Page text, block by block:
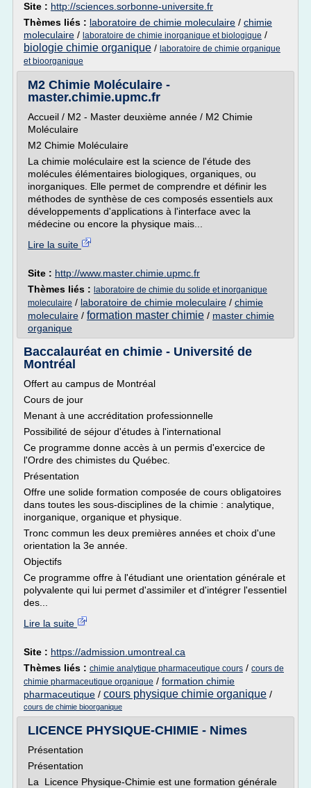
Site : http://sciences.sorbonne-universite.fr
Thèmes liés : laboratoire de chimie moleculaire / chimie
moleculaire / laboratoire de chimie inorganique et biologique /
biologie chimie organique / laboratoire de chimie organique
et bioorganique
M2 Chimie Moléculaire -
master.chimie.upmc.fr
Accueil / M2 - Master deuxième année / M2 Chimie
Moléculaire
M2 Chimie Moléculaire
La chimie moléculaire est la science de l'étude des
molécules élémentaires biologiques, organiques, ou
inorganiques. Elle permet de comprendre et définir les
méthodes de synthèse de ces composés essentiels aux
développements d'applications à l'interface avec la
médecine ou encore la physique mais...
Lire la suite
Site : http://www.master.chimie.upmc.fr
Thèmes liés : laboratoire de chimie du solide et inorganique
moleculaire / laboratoire de chimie moleculaire / chimie
moleculaire / formation master chimie / master chimie
organique
Baccalauréat en chimie - Université de
Montréal
Offert au campus de Montréal
Cours de jour
Menant à une accréditation professionnelle
Possibilité de séjour d'études à l'international
Ce programme donne accès à un permis d'exercice de
l'Ordre des chimistes du Québec.
Présentation
Offre une solide formation composée de cours obligatoires
dans toutes les sous-disciplines de la chimie : analytique,
inorganique, organique et physique.
Tronc commun les deux premières années et choix d'une
orientation la 3e année.
Objectifs
Ce programme offre à l'étudiant une orientation générale et
polyvalente qui lui permet d'assimiler et d'intégrer l'essentiel
des...
Lire la suite
Site : https://admission.umontreal.ca
Thèmes liés : chimie analytique pharmaceutique cours / cours de
chimie pharmaceutique organique / formation chimie
pharmaceutique / cours physique chimie organique /
cours de chimie bioorganique
LICENCE PHYSIQUE-CHIMIE - Nimes
Présentation
Présentation
La Licence Physique-Chimie est une formation générale